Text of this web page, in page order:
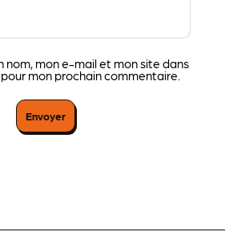
nom, mon e-mail et mon site dans
mon prochain commentaire.